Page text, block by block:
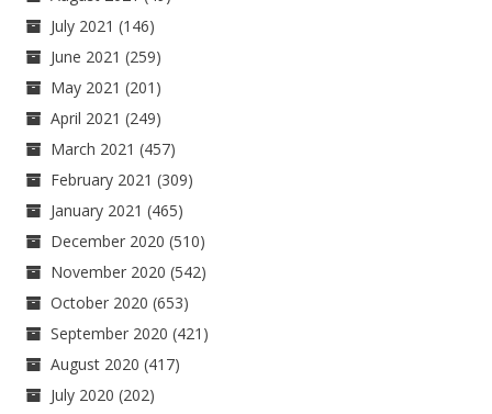
July 2021 (146)
June 2021 (259)
May 2021 (201)
April 2021 (249)
March 2021 (457)
February 2021 (309)
January 2021 (465)
December 2020 (510)
November 2020 (542)
October 2020 (653)
September 2020 (421)
August 2020 (417)
July 2020 (202)